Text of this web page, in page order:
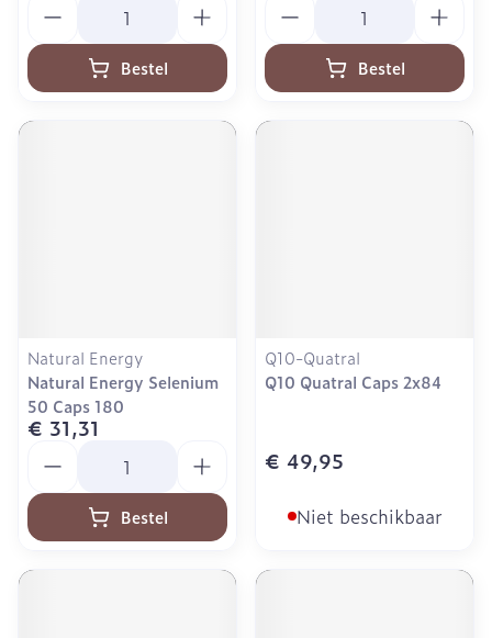
Bestel Bestel
Natural Energy
Natural Energy Selenium
50 Caps 180
€ 31,31
Bestel
Q10-Quatral
Q10 Quatral Caps 2x84
€ 49,95
Niet beschikbaar